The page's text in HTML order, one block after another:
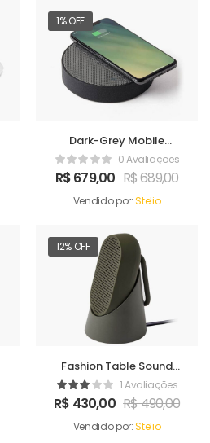
1% OFF
Dark-Grey Mobile
Charger0 Avaliações
R$679,00 R$689,00
Vendido por:Stelio
12% OFF
Fashion Table Sound
Maker1 Avaliações
R$ 430,00 R$490,00
Vendido por:Stelio